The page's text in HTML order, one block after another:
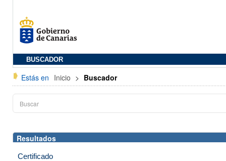
BUSCADOR
Estás en Inicio > Buscador
Resultados
Certificado